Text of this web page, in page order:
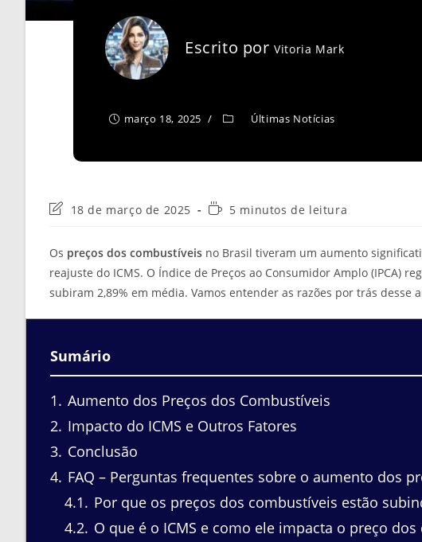
Escrito porVitoria Mark
março 18, 2025 Últimas Notícias
Última
post:
18 de março de 2025
Tempo5 minutos de leitura
Os preços dos combustíveis no Brasil tiveram um aumento
reajuste do ICMS. O Índice de Preços ao Consumidor Amplo (IPCA)
subiram 2,89% em média. Vamos entender as razões por trás
Sumário
1
Aumento dos Preços dos Combustíveis
2 Impacto do ICMS e Outros Fatores
3 Conclusão
4 FAQ – Perguntas frequentes sobre o aumento dos
4.1
Por que os preços dos combustíveis estão
4.2 O que é o ICMS e como ele impacta o preço